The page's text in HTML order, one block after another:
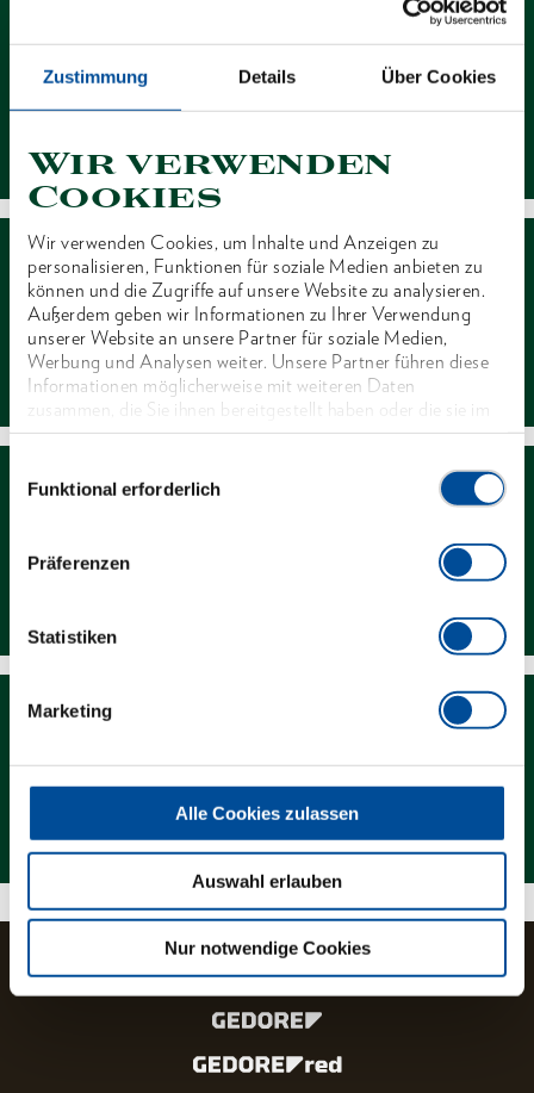
Zustimmung Details Über Cookies
Wir verwenden
Cookies
Wir verwenden Cookies, um Inhalte und Anzeigen zu
personalisieren, Funktionen für soziale Medien anbieten zu
können und die Zugriffe auf unsere Website zu analysieren.
Außerdem geben wir Informationen zu Ihrer Verwendung
unserer Website an unsere Partner für soziale Medien,
Werbung und Analysen weiter. Unsere Partner führen diese
Informationen möglicherweise mit weiteren Daten
zusammen, die Sie ihnen bereitgestellt haben oder die sie im
Rahmen Ihrer Nutzung der Dienste gesammelt haben. Unsere
Funktional erforderlich
Präferenzen
Statistiken
Marketing
Alle Cookies zulassen
Auswahl erlauben
Nur notwendige Cookies
Händlersuche
Magazin
Die Marken und Produktlinien der GEDORE Gruppe